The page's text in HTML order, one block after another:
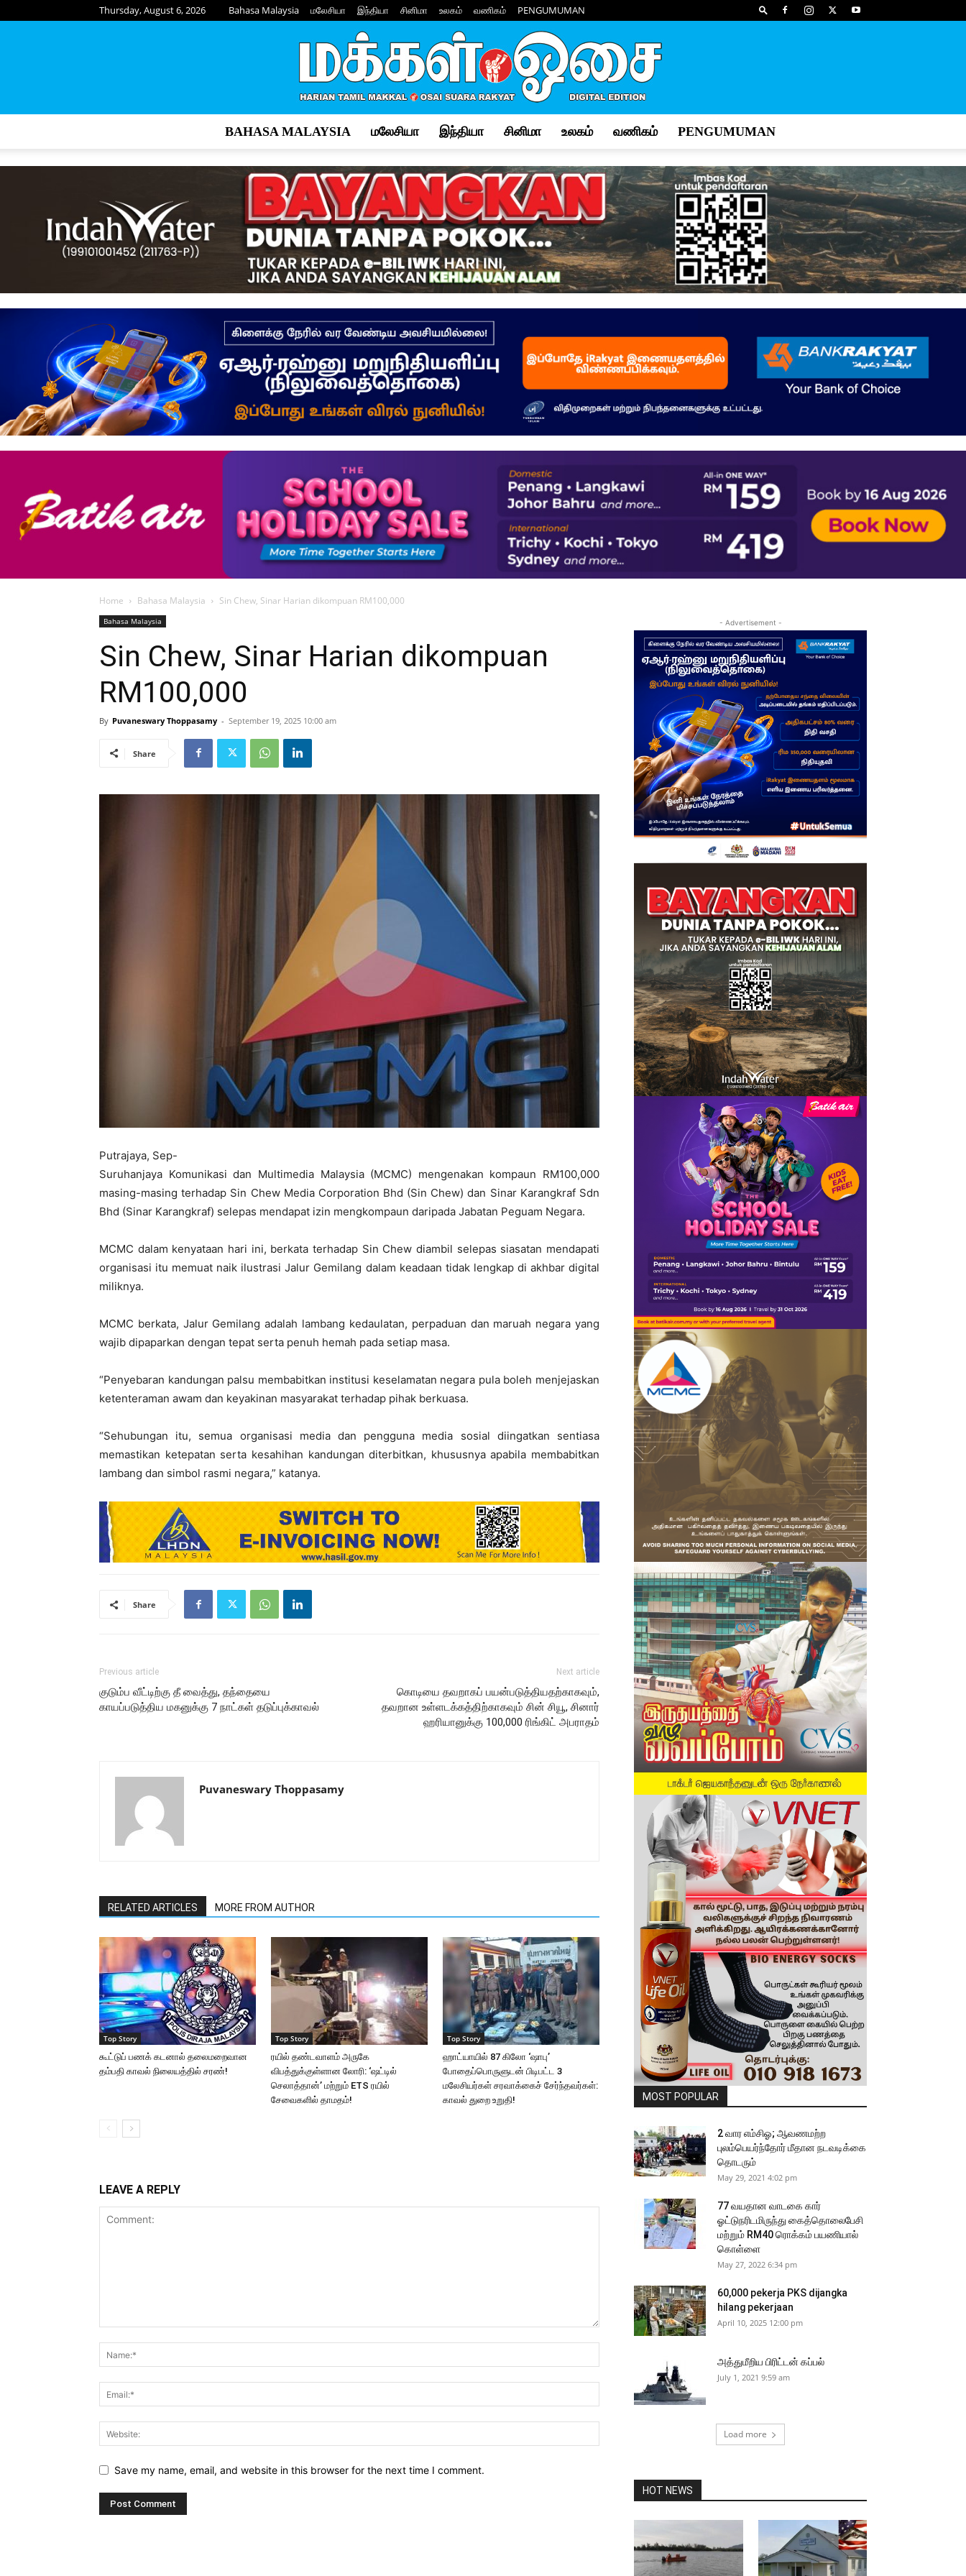
Thursday, August 6, 2026 Bahasa Malaysia மலேசியா இந்தியா சினிமா உலகம் வணிகம் PENGUMUMAN
Osai
–
மக்கள்
BAHASA MALAYSIA மலேசியா இந்தியா சினிமா உலகம் வணிகம் PENGUMUMAN
Home Bahasa Malaysia Sin Chew, Sinar Harian dikompuan RM100,000
Bahasa Malaysia
Sin Chew, Sinar Harian dikompuan
RM100,000
By Puvaneswary Thoppasamy - September 19, 2025 10:00 am
Share
Putrajaya, Sep-
Suruhanjaya Komunikasi dan Multimedia Malaysia (MCMC) mengenakan kompaun RM100,000
masing-masing terhadap Sin Chew Media Corporation Bhd (Sin Chew) dan Sinar Karangkraf Sdn
Bhd (Sinar Karangkraf) selepas mendapat izin mengkompaun daripada Jabatan Peguam Negara.
MCMC dalam kenyataan hari ini, berkata terhadap Sin Chew diambil selepas siasatan mendapati
organisasi itu memuat naik ilustrasi Jalur Gemilang dalam keadaan tidak lengkap di akhbar digital
miliknya.
MCMC berkata, Jalur Gemilang adalah lambang kedaulatan, perpaduan dan maruah negara yang
wajib dipaparkan dengan tepat serta penuh hemah pada setiap masa.
“Penyebaran kandungan palsu membabitkan institusi keselamatan negara pula boleh menjejaskan
ketenteraman awam dan keyakinan masyarakat terhadap pihak berkuasa.
“Sehubungan itu, semua organisasi media dan pengguna media sosial diingatkan sentiasa
memastikan ketepatan serta kesahihan kandungan diterbitkan, khususnya apabila membabitkan
lambang dan simbol rasmi negara,” katanya.
Share
Previous article
குடும்ப வீட்டிற்கு தீ வைத்து, தந்தையை
காயப்படுத்திய மகனுக்கு 7 நாட்கள் தடுப்புக்காவல்
Next article
கொடியை தவறாகப் பயன்படுத்தியதற்காகவும்,
தவறான உள்ளடக்கத்திற்காகவும் சின் சியூ, சினார்
ஹரியானுக்கு 100,000 ரிங்கிட் அபராதம்
Puvaneswary Thoppasamy
RELATED ARTICLES MORE FROM AUTHOR
Top Story
கூட்டுப் பணக் கடனால் தலைமறைவான
தம்பதி காவல் நிலையத்தில் சரண்!
Top Story
ரயில் தண்டவாளம் அருகே
விபத்துக்குள்ளான லோரி: ‘ஷட்டில்
செலாத்தான்’ மற்றும் ETS ரயில்
சேவைகளில் தாமதம்!
Top Story
ஹாட்யாயில் 87 கிலோ ‘ஷாபு’
போதைப்பொருளுடன் பிடிபட்ட 3
மலேசியர்கள் சரவாக்கைச் சேர்ந்தவர்கள்:
காவல் துறை உறுதி!
LEAVE A REPLY
Save my name, email, and website in this browser for the next time I comment.
- Advertisement -
MOST POPULAR
2 வார எம்சிஓ; ஆவணமற்ற
புலம்பெயர்ந்தோர் மீதான நடவடிக்கை
தொடரும்
May 29, 2021 4:02 pm
77 வயதான வாடகை கார்
ஓட்டுநரிடமிருந்து கைத்தொலைபேசி
மற்றும் RM40 ரொக்கம் பயணியால்
கொள்ளை
May 27, 2022 6:34 pm
60,000 pekerja PKS dijangka
hilang pekerjaan
April 10, 2025 12:00 pm
அத்துமீறிய பிரிட்டன் கப்பல்
July 1, 2021 9:59 am
Load more
HOT NEWS